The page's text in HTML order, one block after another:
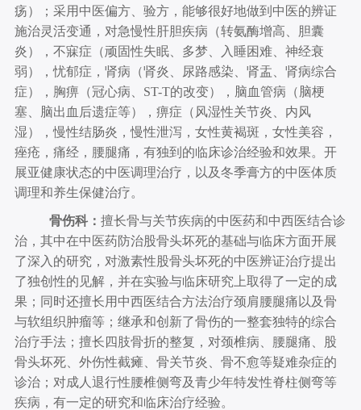
疡）；采用中医偏方、验方，能够很好地做到中医的辨证
施治灵活变通，对急慢性肝胆疾病（转氨酶增高、胆囊
炎），不寐症（顽固性失眠、多梦、入睡困难、神经衰
弱），忧郁症，肾病（肾炎、尿路感染、肾盂、肾病综合
症），胸痹（冠心病、ST-T的改变），脑血管病（脑梗
塞、脑出血后遗症等），痹症（风湿性关节炎、内风
湿），慢性结肠炎，慢性泄泻，女性黄褐斑，女性美容，
痤疮，痛经，腰腿痛，有独到的临床诊治经验和效果。开
展亚健康状态的中医调理治疗，以及冬季膏方的中医体质
调理和养生保健治疗。
骨伤科： 擅长骨与关节疾病的中医药和中西医结合诊
治，其中在中医药防治股骨头坏死的基础与临床方面开展
了深入的研究，对激素性股骨头坏死的中医辨证治疗提出
了独创性的见解，并在实验与临床研究上取得了一定的成
果；同时还擅长用中西医结合方法治疗颈肩腰腿痛以及骨
与软组织肿瘤等；继承和创新了骨伤的一整套独特的综合
治疗手法；擅长四肢骨折的整复，对颈椎病、腰腿痛、股
骨头坏死、外伤性截瘫、骨关节炎、骨不愈等疑难杂症的
诊治；对成人退行性腰椎侧弯及青少年特发性脊柱侧弯等
疾病，有一定的研究和临床治疗经验。